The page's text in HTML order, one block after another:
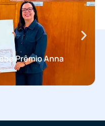
Prêmio Anna